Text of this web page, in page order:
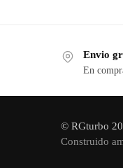
Envio
En
© RGturbo
Construido